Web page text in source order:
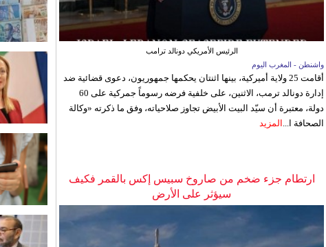
الرئيس الأمريكي دونالد ترامب
واشنطن - المغرب اليوم
أقامت 25 ولاية أميركية، بينها اثنتان يحكمها جمهوريون، دعوى قضائية ضد
إدارة دونالد ترمب، الاثنين، على خلفية فرضه رسوماً جمركية على 60
دولة، معتبرة أن سيّد البيت الأبيض تجاوز صلاحياته، وفق ما ذكرته «وكالة
الصحافة ا... المزيد
ارتطام جزء ضخم من صاروخ سبيس إكس بالقمر فكيف
سيؤثر على الأرض